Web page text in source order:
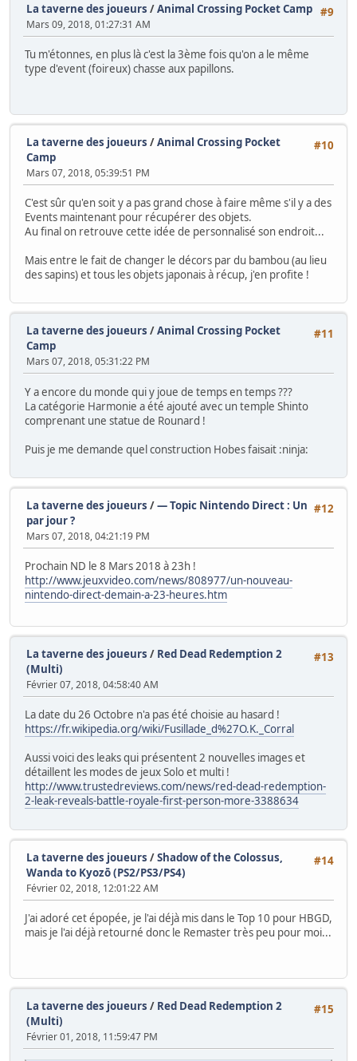
#9
La taverne des joueurs /Animal Crossing Pocket Camp
Mars 09, 2018, 01:27:31 AM
Tu m'étonnes, en plus là c'est la 3ème fois qu'on a le même
type d'event (foireux) chasse aux papillons.
#10
La taverne des joueurs /Animal Crossing Pocket
Camp
Mars 07, 2018, 05:39:51 PM
C'est sûr qu'en soit y a pas grand chose à faire même s'il y a des
Events maintenant pour récupérer des objets.
Au final on retrouve cette idée de personnalisé son endroit...
Mais entre le fait de changer le décors par du bambou (au lieu
des sapins) et tous les objets japonais à récup, j'en profite !
#11
La taverne des joueurs /Animal Crossing Pocket
Camp
Mars 07, 2018, 05:31:22 PM
Y a encore du monde qui y joue de temps en temps ???
La catégorie Harmonie a été ajouté avec un temple Shinto
comprenant une statue de Rounard !
Puis je me demande quel construction Hobes faisait :ninja:
#12
La taverne des joueurs /— Topic Nintendo Direct : Un
par jour ?
Mars 07, 2018, 04:21:19 PM
Prochain ND le 8 Mars 2018 à 23h !
http://www.jeuxvideo.com/news/808977/un-nouveau-
nintendo-direct-demain-a-23-heures.htm
#13
La taverne des joueurs / Red Dead Redemption 2
(Multi)
Février 07, 2018, 04:58:40 AM
La date du 26 Octobre n'a pas été choisie au hasard !
https://fr.wikipedia.org/wiki/Fusillade_d%27O.K._Corral
Aussi voici des leaks qui présentent 2 nouvelles images et
détaillent les modes de jeux Solo et multi !
http://www.trustedreviews.com/news/red-dead-redemption-
2-leak-reveals-battle-royale-first-person-more-3388634
#14
La taverne des joueurs /Shadow of the Colossus,
Wanda to Kyozō (PS2/PS3/PS4)
Février 02, 2018, 12:01:22 AM
J'ai adoré cet épopée, je l'ai déjà mis dans le Top 10 pour HBGD,
mais je l'ai déjà retourné donc le Remaster très peu pour moi...
#15
La taverne des joueurs / Red Dead Redemption 2
(Multi)
Février 01, 2018, 11:59:47 PM